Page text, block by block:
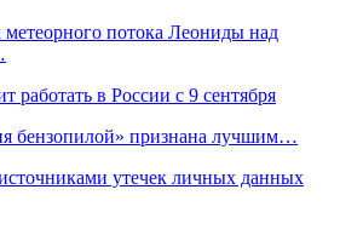
потока Леониды над
работать в России с 9 сентября
бензопилой» признана лучшим…
утечек личных данных